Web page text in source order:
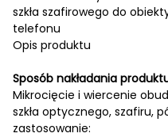
szkła szafirowego do
telefonu
Opis produktu
Sposób nakładania
Mikrocięcie i wiercenie
szkła optycznego, szafiru,
zastosowanie: